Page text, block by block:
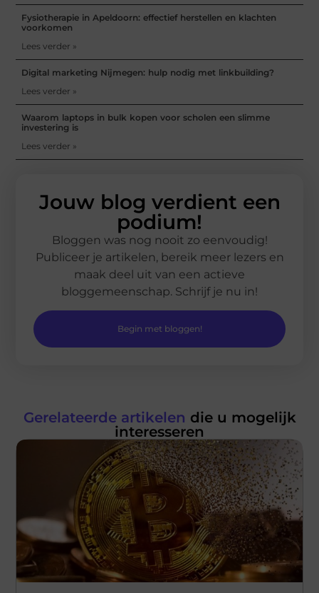
Fysiotherapie in Apeldoorn: effectief herstellen en klachten
voorkomen
Lees verder »
Digital marketing Nijmegen: hulp nodig met linkbuilding?
Lees verder »
Waarom laptops in bulk kopen voor scholen een slimme
investering is
Lees verder »
Jouw blog verdient een
podium!
Bloggen was nog nooit zo eenvoudig!
Publiceer je artikelen, bereik meer lezers en
maak deel uit van een actieve
bloggemeenschap. Schrijf je nu in!
Begin met bloggen!
Gerelateerde artikelen die u mogelijk
interesseren